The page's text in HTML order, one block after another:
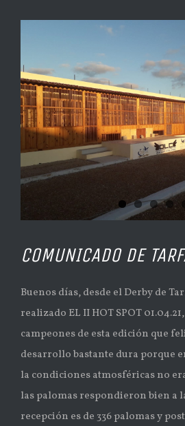
más
grande
COMUNICADO DE
Buenos días, desde el Derby de
realizado EL II HOT SPOT
campeones de esta edición que
desarrollo bastante dura porque
la condiciones atmosféricas no
las palomas respondieron bien a
recepción es de 336 palomas y